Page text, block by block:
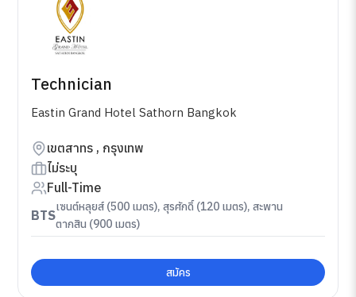
Technician
Eastin Grand Hotel Sathorn Bangkok
เขตสาทร , กรุงเทพ
ไม่ระบุ
Full-Time
BTS
เซนต์หลุยส์ (500 เมตร), สุรศักดิ์ (120 เมตร), สะพาน
ตากสิน (900 เมตร)
สมัคร